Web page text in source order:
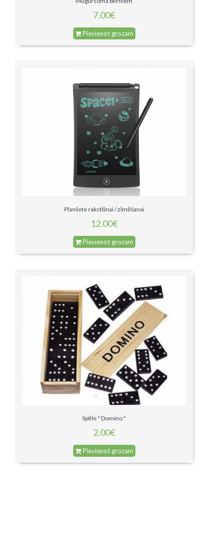
7.00€
Pievienot grozam
Planšete rakstīšnai / zīmēšanai
12.00€
Pievienot grozam
Spēle " Domino "
2.00€
Pievienot grozam